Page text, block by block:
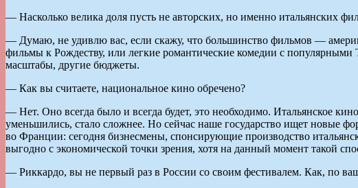
— Насколько велика доля пусть не авторских, но именно итальянских
— Думаю, не удивлю вас, если скажу, что большинство фильмов —
фильмы к Рождеству, или легкие романтические комедии с
масштабы, другие бюджеты.
— Как вы считаете, национальное кино обречено?
— Нет. Оно всегда было и всегда будет, это необходимо. Итальянское
уменьшились, стало сложнее. Но сейчас наше государство ищет новые
во Франции: сегодня бизнесмены, спонсирующие производство
выгодно с экономической точки зрения, хотя на данный момент такой
— Риккардо, вы не первый раз в России со своим фестивалем. Как, по